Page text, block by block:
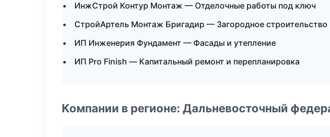
ИнжСтрой Контур Монтаж — Отделочные работы под ключ
СтройАртель Монтаж Бригадир — Загородное строительство
ИП Инженерия Фундамент — Фасады и утепление
ИП Pro Finish — Капитальный ремонт и перепланировка
Компании в регионе: Дальневосточный